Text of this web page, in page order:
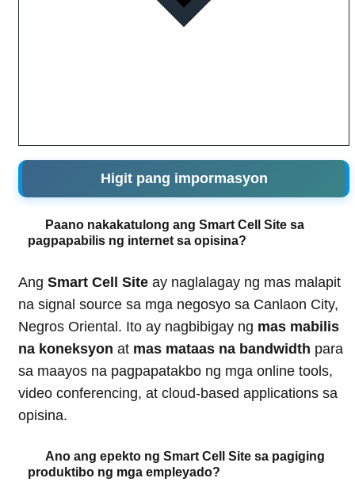
Higit pang impormasyon
Paano nakakatulong ang Smart Cell Site sa
pagpapabilis ng internet sa opisina?
Ang Smart Cell Site ay naglalagay ng mas malapit
na signal source sa mga negosyo sa Canlaon City,
Negros Oriental. Ito ay nagbibigay ng mas mabilis
na koneksyon at mas mataas na bandwidth para
sa maayos na pagpapatakbo ng mga online tools,
video conferencing, at cloud-based applications sa
opisina.
Ano ang epekto ng Smart Cell Site sa pagiging
produktibo ng mga empleyado?